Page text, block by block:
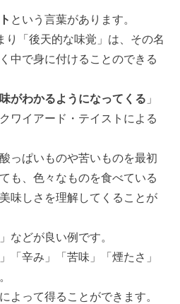
という言葉があります。
り「後天的な味覚」は、その名
中で身に付けることのできる
がわかるようになってくる 」
ワイアード・テイストによる
っぱいものや苦いものを最初
も、色々なものを食べている
味しさを理解してくることが
などが良い例です。
「辛み」「苦味」「煙たさ」
よって得ることができます。